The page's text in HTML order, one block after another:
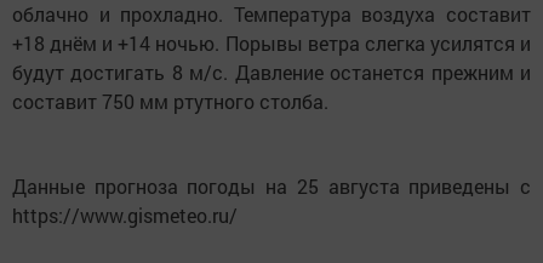
облачно и прохладно. Температура воздуха составит
+18 днём и +14 ночью. Порывы ветра слегка усилятся и
будут достигать 8 м/с. Давление останется прежним и
составит 750 мм ртутного столба.
Данные прогноза погоды на 25 августа приведены с
https://www.gismeteo.ru/